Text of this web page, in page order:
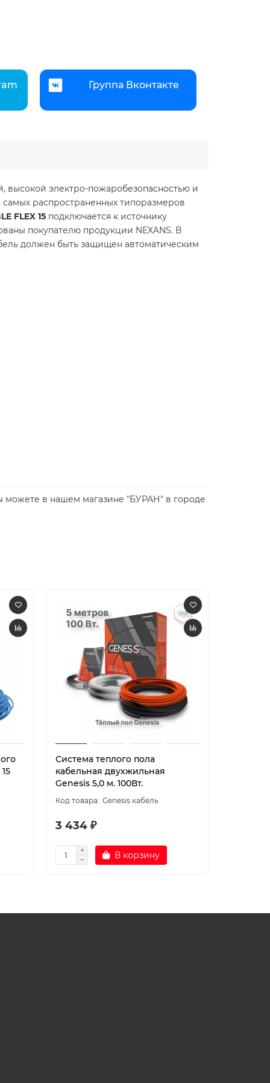
Группа Вконтакте
высокой электро-пожаробезопасностью и
распространенных типоразмеров
FLEX 15 подключается к источнику
покупателю продукции NEXANS. В
должен быть защищен автоматическим
можете в нашем магазине "БУРАН" в городе
Система теплого пола
кабельная двухжильная
Genesis 5,0 м. 100Вт.
Genesis кабель
3 434 ₽
В корзину